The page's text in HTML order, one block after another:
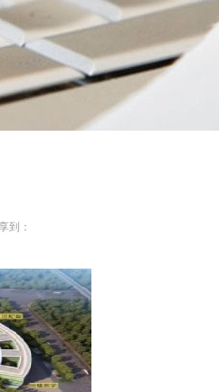
到：